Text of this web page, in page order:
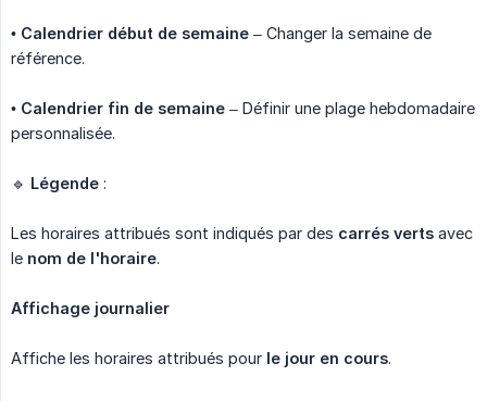
• Calendrier début de semaine – Changer la semaine de
référence.
• Calendrier fin de semaine – Définir une plage hebdomadaire
personnalisée.
🔹 Légende :
Les horaires attribués sont indiqués par des carrés verts avec
le nom de l'horaire.
Affichage journalier
Affiche les horaires attribués pour le jour en cours.